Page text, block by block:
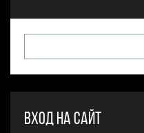
ВХОД НА САЙТ